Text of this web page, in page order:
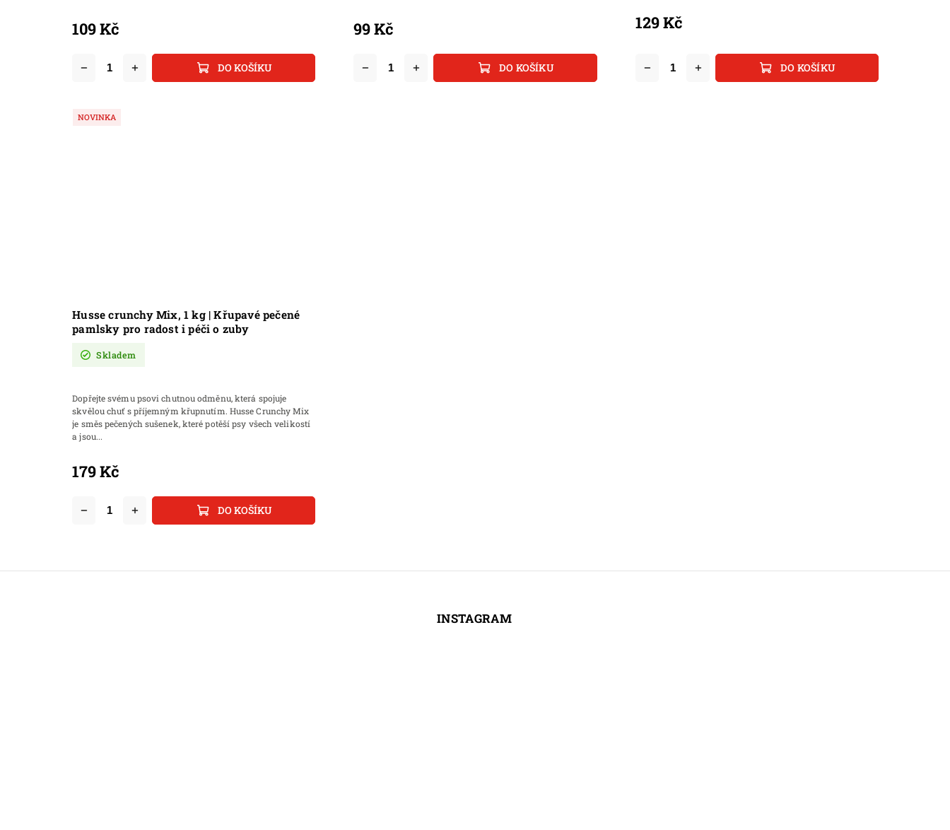
109 Kč
DO KOŠÍKU
99 Kč
DO KOŠÍKU
129 Kč
DO KOŠÍKU
NOVINKA
Husse crunchy Mix, 1 kg | Křupavé pečené
pamlsky pro radost i péči o zuby
Skladem
179 Kč
DO KOŠÍKU
Dopřejte svému psovi chutnou odměnu, která spojuje
skvělou chuť s příjemným křupnutím. Husse Crunchy Mix
je směs pečených sušenek, které potěší psy všech velikostí
a jsou...
INSTAGRAM